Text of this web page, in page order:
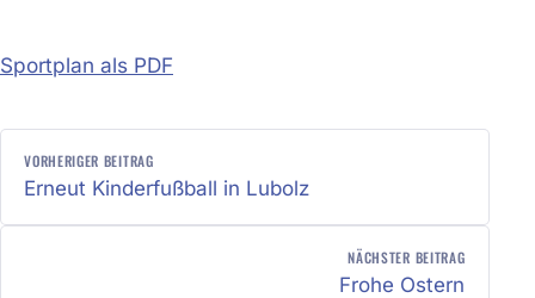
Sportplan als PDF
BEITRAGSNAVIGATION
VORHERIGER BEITRAG
Erneut Kinderfußball in Lubolz
NÄCHSTER BEITRAG
Frohe Ostern